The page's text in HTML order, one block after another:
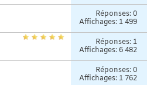
Réponses:0
Affichages: 1 499
Réponses: 1
Affichages: 6 482
Réponses:0
Affichages: 1 762